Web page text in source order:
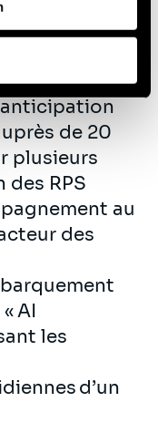
système
à l’échelle
un leader
de 20
plusieurs
RPS
au
des
AI
les
d’un